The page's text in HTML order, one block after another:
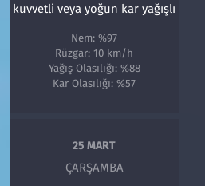
kuvvetli veya yoğun kar yağışlı
Nem: %97
Rüzgar: 10 km/h
Yağış Olasılığı: %88
Kar Olasılığı: %57
25 MART
ÇARŞAMBA